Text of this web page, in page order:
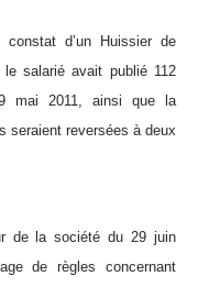
d’un Huissier de
salarié avait publié 112
mai 2011, ainsi que la
seraient reversées à deux
de la société du 29 juin
de règles concernant